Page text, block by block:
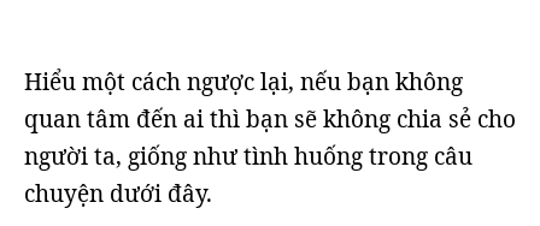
Hiểu một cách ngược lại, nếu bạn không
quan tâm đến ai thì bạn sẽ không chia sẻ cho
người ta, giống như tình huống trong câu
chuyện dưới đây.